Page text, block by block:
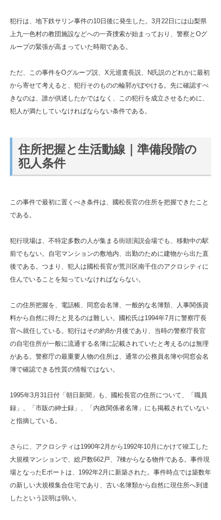
犯行は、地下鉄サリン事件の10日後に発生した。3月22日には山梨県
上九一色村の教団施設などへの一斉捜索が始まっており、警察とOグ
ループの緊張が高まっていた時期である。
ただ、この事件をOグループ説、X元巡査長説、N氏説のどれかに最初
から寄せて考えると、犯行そのものの輪郭がぼやける。先に確認すべ
きなのは、誰が供述したかではなく、この犯行を成立させるために、
犯人が満たしていなければならない条件である。
住所把握と生活動線｜準備段階の
犯人条件
この事件で最初に置くべき条件は、國松長官の住所を把握できたこと
である。
犯行現場は、不特定多数の人が集まる街頭演説会場でも、移動中の駅
前でもない。自宅マンションの敷地内、出勤のために建物から出た直
後である。つまり、犯人は國松長官が荒川区南千住のアクロシティに
住んでいることを知っていなければならない。
この住所把握を、電話帳、同窓会名簿、一般的な名簿類、人事関係資
料から自然に得たと見るのは難しい。國松氏は1994年7月に警察庁長
官へ就任している。犯行はその約8か月後であり、当時の警察庁長官
の自宅住所が一般に流通する名簿に記載されていたと考えるのは無理
がある。警察庁の最重要人物の住所は、通常の公務員名簿や同窓会名
簿で確認できる性質の情報ではない。
1995年3月31日付「朝日新聞」も、國松長官の住所について、「職員
録」、「市販の紳士録」、「内政関係者名簿」にも掲載されていない
と指摘している。
さらに、アクロシティは1990年2月から1992年10月にかけて竣工した
大規模マンションで、総戸数662戸、7棟からなる物件である。事件現
場となったEポートは、1992年2月に新築された。事件時点では築数年
の新しい大規模集合住宅であり、古い名簿類から自然に現住所へ到達
したという説明は弱い。